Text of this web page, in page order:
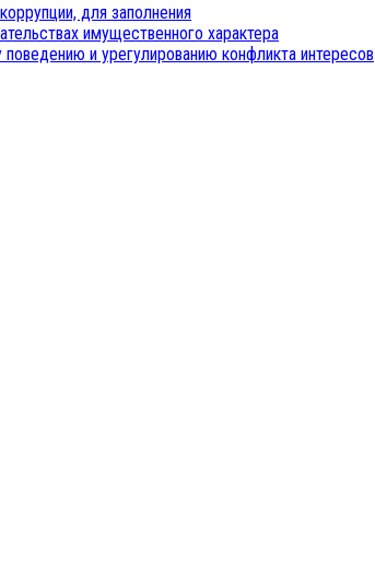
для заполнения
имущественного характера
и урегулированию конфликта интересов